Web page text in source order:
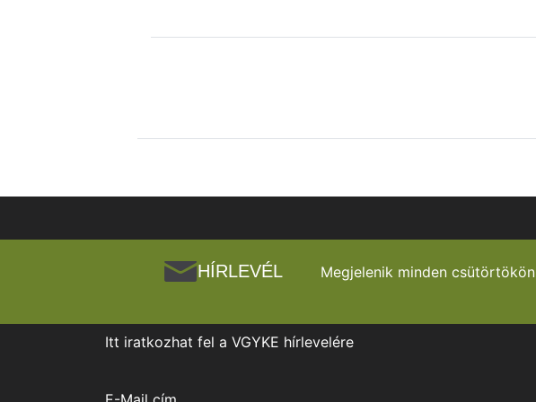
HÍRLEVÉL Megjelenik minden csütörtökön
Itt iratkozhat fel a VGYKE hírlevelére